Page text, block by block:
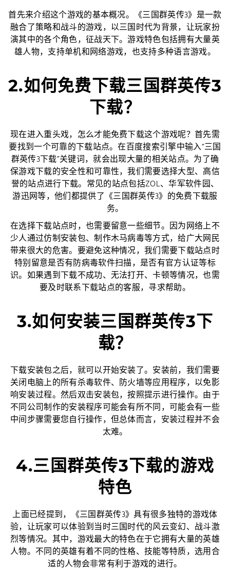
首先来介绍这个游戏的基本概况。《三国群英传3》是一款
融合了策略和战斗的游戏，以三国时代为背景，让玩家扮
演其中的各个角色，征战天下。游戏特色包括拥有大量英
雄人物，支持单机和网络游戏，也支持多种语言游戏。
2.如何免费下载三国群英传3
下载？
现在进入重头戏，怎么才能免费下载这个游戏呢？首先需
要找到一个可靠的下载站点。在百度搜索引擎中输入“三国
群英传3下载”关键词，就会出现大量的相关站点。为了确
保游戏下载的安全性和可靠性，我们需要选择大型、高信
誉的站点进行下载。常见的站点包括ZOL、华军软件园、
游迅网等，他们都提供了《三国群英传3》的免费下载服
务。
在选择下载站点时，也需要留意一些细节。因为网络上不
少人通过仿制安装包、制作木马病毒等方式，给广大网民
带来很大的危害。要避免这种情况，我们需要下载站点时
特别留意是否有防病毒软件扫描，是否有官方认证等标
识。如果遇到下载不成功、无法打开、卡顿等情况，也需
要及时联系下载站点的客服，寻求帮助。
3.如何安装三国群英传3下
载？
下载安装包之后，就可以开始安装了。安装前，我们需要
关闭电脑上的所有杀毒软件、防火墙等应用程序，以免影
响安装过程。然后双击安装包，按照提示进行操作。由于
不同公司制作的安装程序可能会有所不同，可能会有一些
中间步骤需要您自行操作，但总体而言，安装过程并不会
太难。
4.三国群英传3下载的游戏
特色
上面已经提到，《三国群英传3》具有很多独特的游戏体
验，让玩家可以体验到当时三国时代的风云变幻、战斗激
烈等情况。其中，游戏最大的特色在于它拥有大量的英雄
人物。不同的英雄有着不同的性格、技能等特质，选用合
适的人物会非常有利于游戏的进行。